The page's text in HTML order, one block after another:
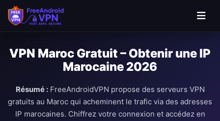
VPN Maroc Gratuit – Obtenir une IP
Marocaine 2026
Résumé :FreeAndroidVPN propose des serveurs VPN
gratuits au Maroc qui acheminent le trafic via des adresses
IP marocaines. Chiffrez votre connexion et accédez en